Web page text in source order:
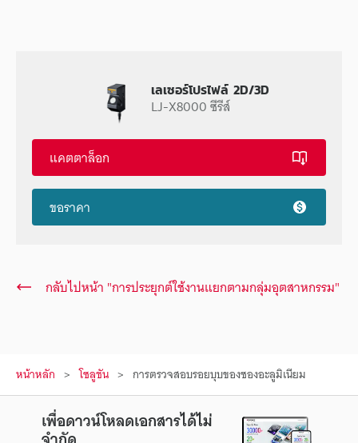
เลเซอร์โปรไฟล์ 2D/3D
LJ-X8000 ซีรีส์
แคตตาล็อก
ขอราคา
กลับไปหน้า "การประยุกต์ใช้งานแยกตามกลุ่มอุตสาหกรรม"
หน้าหลัก โซลูชัน การตรวจสอบรอยบุบของซองอะลูมิเนียม
เพื่อดาวน์โหลดเอกสารได้ไม่